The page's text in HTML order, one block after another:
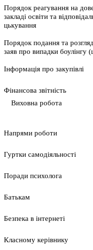
Порядок реагування на
закладі освіти та
цькування
Порядок подання та
заяв про випадки боулінгу
Інформація про закупівлі
Фінансова звітність
Виховна робота
Напрями роботи
Гуртки самодіяльності
Поради психолога
Батькам
Безпека в інтернеті
Класному керівнику